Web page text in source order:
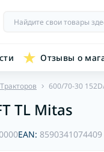
Отзывы о
600/70-30
TL Mitas
EAN: 8590341074409